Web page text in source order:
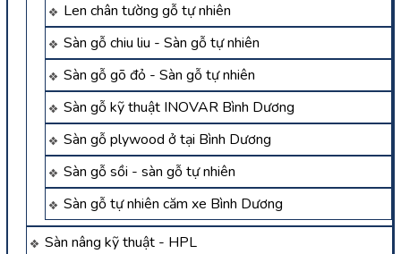
Len chân tường gỗ tự nhiên
Sàn gỗ chiu liu - Sàn gỗ tự nhiên
Sàn gỗ gõ đỏ - Sàn gỗ tự nhiên
Sàn gỗ kỹ thuật INOVAR Bình Dương
Sàn gỗ plywood ở tại Bình Dương
Sàn gỗ sồi - sàn gỗ tự nhiên
Sàn gỗ tự nhiên căm xe Bình Dương
Sàn nâng kỹ thuật - HPL